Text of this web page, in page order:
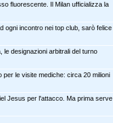
fluorescente. Il Milan ufficializza la
ogni incontro nei top club, sarò felice
le designazioni arbitrali del turno
per le visite mediche: circa 20 milioni
Jesus per l'attacco. Ma prima serve